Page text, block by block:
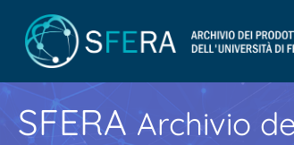
SFERA Archivio